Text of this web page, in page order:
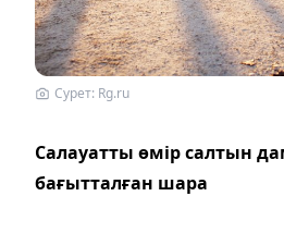
Сурет: Rg.ru
Салауатты өмір салтын
бағытталған шара